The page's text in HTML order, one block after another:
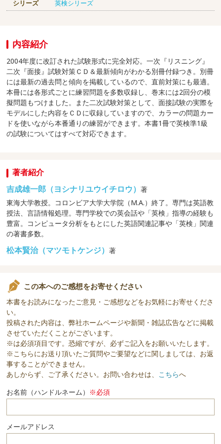
シリーズ
英検シリーズ
内容紹介
2004年度に改訂された試験形式に完全対応。一次『リスニング』
二次『面接』試験対策ＣＤ＆最新傾向がわかる別冊付録つき。別冊
には最新の過去問と傾向を掲載しているので、直前対策にも最適。
本冊には各形式ごとに練習問題を多数収録し、巻末には2回分の模
擬問題もつけました。また二次試験対策として、面接試験の実際を
モデルにした内容をＣＤに収録していますので、カラーの問題カー
ドを使いながら本番通りの練習ができます。本書1冊で英検準1級
の試験についてはすべて対応できます。
著者紹介
吉成雄一郎（ヨシナリユウイチロウ）著
東海大学教授。コロンビア大学大学院（M.A.）終了。専門は英語教
授法、言語情報処理。専門学校での英会話や「英検」指導の経験も
豊富。コンピュータ分析をもとにした英語関連記事や「英検」関連
の著書多数。
松本賢治（マツモトケンジ）著
この本へのご感想をお寄せください
本書をお読みになったご意見・ご感想などをお気軽にお寄せくださ
い。
投稿された内容は、弊社ホームページや新聞・雑誌広告などに掲載
させていただくことがございます。
※は必須項目です。恐縮ですが、必ずご記入をお願いいたします。
※こちらにお送り頂いたご質問やご要望などに関しましては、お返
事することができません。
あしからず、ご了承ください。お問い合わせは、 こちらへ
お名前（ハンドルネーム） ※必須
メールアドレス